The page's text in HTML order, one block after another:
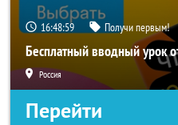
16:48:57 Получи первым!
Бесплатный вводный урок
Россия
Перейти